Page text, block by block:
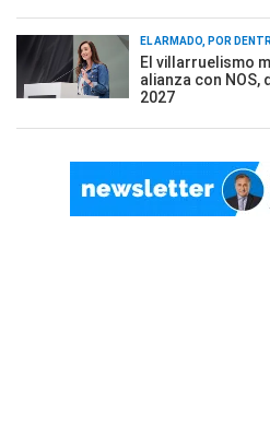
EL ARMADO, POR
El villarruelismo
alianza con NOS,
2027